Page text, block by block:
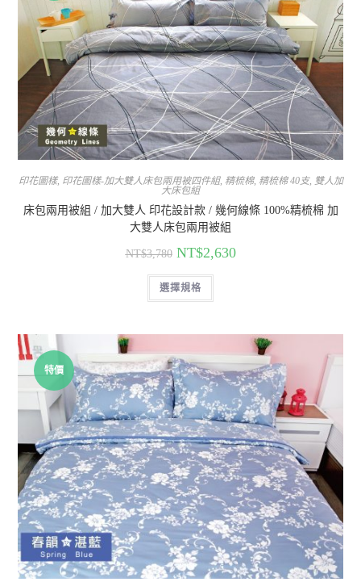
印花圖樣, 印花圖樣-加大雙人床包兩用被四件組, 精梳棉, 精梳棉 40支, 雙人加
大床包組
床包兩用被組 / 加大雙人 印花設計款 / 幾何線條 100%精梳棉 加
大雙人床包兩用被組
NT$3,780 NT$2,630
選擇規格
特價